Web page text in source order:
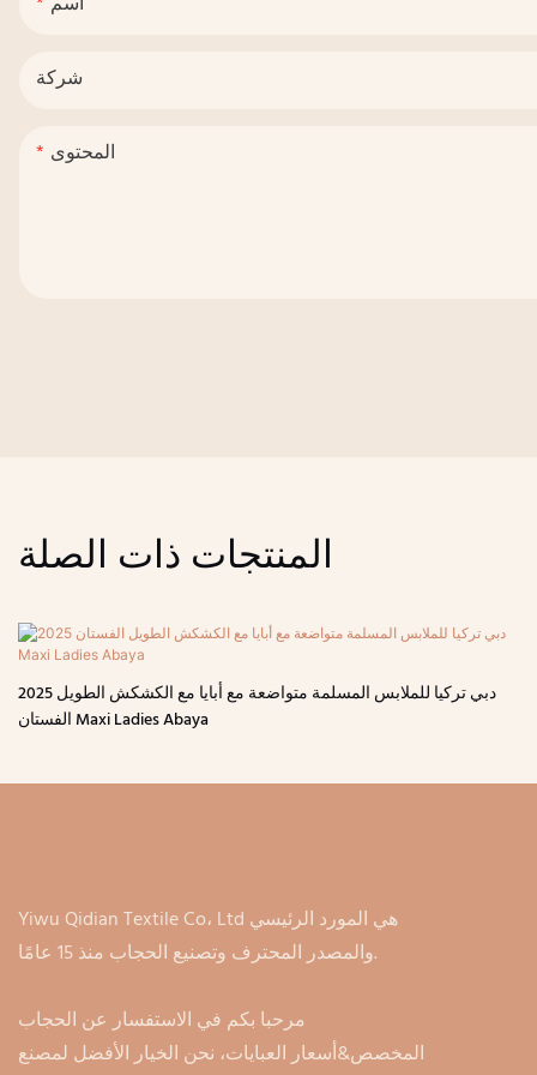
شركة
المحتوى
المنتجات ذات الصلة
2025 دبي تركيا للملابس المسلمة متواضعة مع أبايا مع الكشكش الطويل
الفستان Maxi Ladies Abaya
Yiwu Qidian Textile Co، Ltd هي المورد الرئيسي
والمصدر المحترف وتصنيع الحجاب منذ 15 عامًا.
مرحبا بكم في الاستفسار عن الحجاب
المخصص&أسعار العبايات، نحن الخيار الأفضل لمصنع